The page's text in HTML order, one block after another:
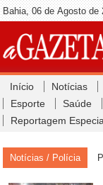
Bahia, 06 de Agosto de
Início Notícias
Esporte
Saúde
Reportagem
Notícias / Polícia